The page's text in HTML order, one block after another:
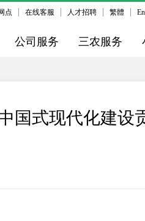
点 在线客服 人才招聘 繁體
公司服务 三农服务
国式现代化建设